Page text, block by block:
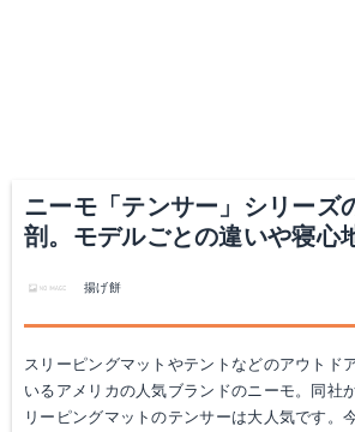
ニーモ「テンサー」シリーズ
剖。モデルごとの違いや寝心
揚げ餅
スリーピングマットやテントなどのアウトド
いるアメリカの人気ブランドのニーモ。同社
リーピングマットのテンサーは大人気です。